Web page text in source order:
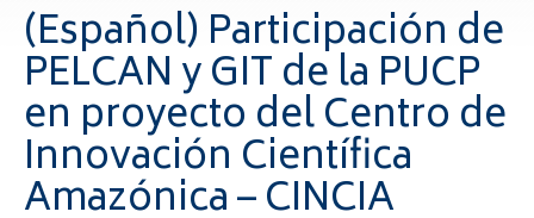
(Español) Participación de
PELCAN y GIT de la PUCP
en proyecto del Centro de
Innovación Científica
Amazónica – CINCIA